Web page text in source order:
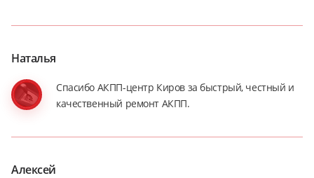
Наталья
Спасибо АКПП-центр Киров за быстрый, честный и
качественный ремонт АКПП.
Алексей